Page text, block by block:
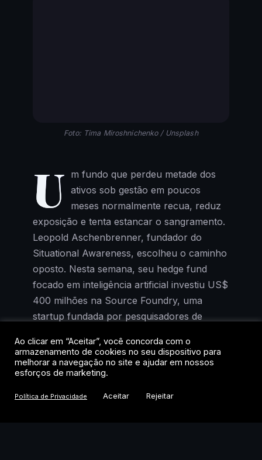
Foto: Tima Miroshnichenko / Unsplash
U m fundo que perdeu metade dos
ativos sob gestão em poucos
meses normalmente recua, reduz
exposição e tenta estancar o sangramento.
Leopold Aschenbrenner, fundador do
Situational Awareness, escolheu o caminho
oposto. Nesta semana, seu hedge fund
focado em inteligência artificial investiu US$
400 milhões na Source Foundry, uma
startup fundada por pesquisadores de
de chips mais rápida e barata.
Com esse novo aporte, o investimento total
do fundo na Source Foundry chega a US$
Ao clicar em “Aceitar”, você concorda com o
armazenamento de cookies no seu dispositivo para
melhorar a navegação no site e ajudar em nossos
esforços de marketing.
Política de Privacidade Aceitar Rejeitar